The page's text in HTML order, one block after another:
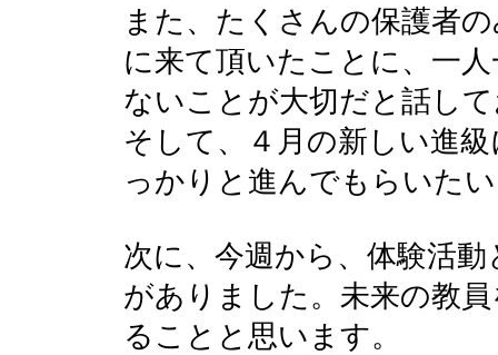
また、たくさんの保護者
に来て頂いたことに、一
ないことが大切だと話し
そして、４月の新しい進
っかりと進んでもらいた
次に、今週から、体験活
がありました。未来の教
ることと思います。